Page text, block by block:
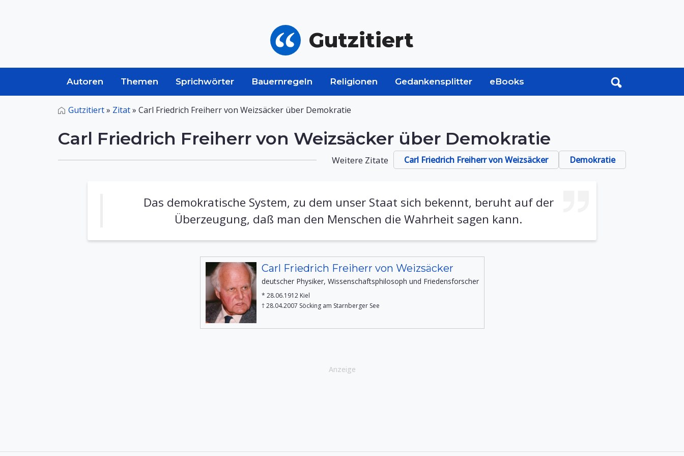
Gutzitiert
Autoren Themen Sprichwörter Bauernregeln Religionen Gedankensplitter eBooks
Gutzitiert» Zitat» Carl Friedrich Freiherr von Weizsäcker über Demokratie
Carl Friedrich Freiherr von Weizsäcker über Demokratie
Weitere Zitate Carl Friedrich Freiherr von Weizsäcker Demokratie
Das demokratische System, zu dem unser Staat sich bekennt, beruht auf der
Überzeugung, daß man den Menschen die Wahrheit sagen kann.
Carl Friedrich Freiherr von Weizsäcker
deutscher Physiker, Wissenschaftsphilosoph und Friedensforscher
* 28.06.1912 Kiel
† 28.04.2007 Söcking am Starnberger See
Anzeige